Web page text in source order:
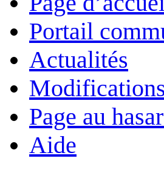
Portail
Actualités
Page au
Aide